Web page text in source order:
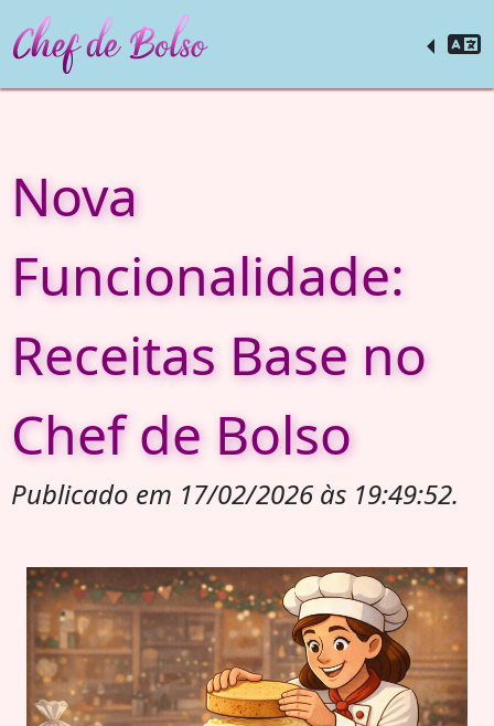
Nova
Funcionalidade:
Receitas Base no
Chef de Bolso
Publicado em 17/02/2026 às 19:49:52.